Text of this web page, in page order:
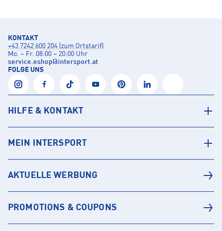
KONTAKT
+43 7242 600 204 (zum Ortstarif)
Mo. – Fr. 08:00 – 20:00 Uhr
service.eshop@intersport.at
FOLGE UNS
HILFE & KONTAKT
MEIN INTERSPORT
AKTUELLE WERBUNG
PROMOTIONS & COUPONS